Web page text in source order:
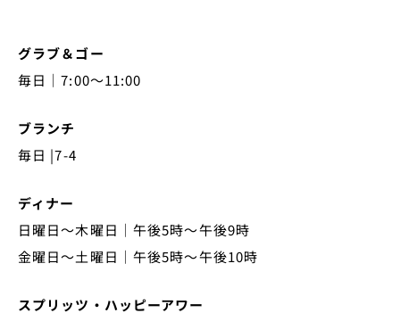
グラブ＆ゴー
毎日｜7:00～11:00
ブランチ
毎日 |7-4
ディナー
日曜日～木曜日｜午後5時～午後9時
金曜日～土曜日｜午後5時～午後10時
スプリッツ・ハッピーアワー